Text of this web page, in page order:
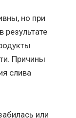
но при
результате
Причины
слива
или